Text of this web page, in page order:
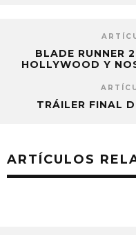
BLADE RUNNER
HOLLYWOOD Y
TRÁILER FINAL
ARTÍCULOS